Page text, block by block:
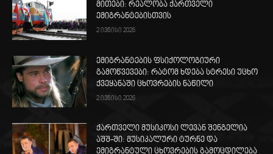
მითები: რეალობა ქართველი
ემიგრანტებისთვის
2 ივნისი 2026
ემიგრანტების ფსიქოლოგიური
გამოწვევები: რატომ ხდება სტრესი უცხო
ქვეყანაში ცხოვრების ნაწილი
2 ივნისი 2026
ქართველი მუსიკოსი ლევან შენგელია
აშშ-ში: მუსიკალური ტურნე და
ემიგრანტული ცხოვრების გამოცდილება